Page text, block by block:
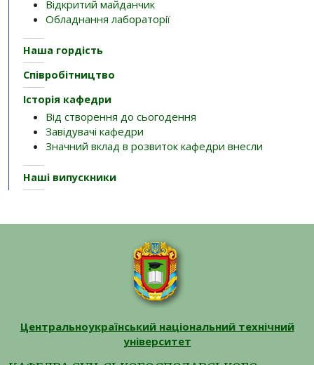
Відкритий майданчик
Обладнання лабораторії
Наша гордість
Співробітництво
Історія кафедри
Від створення до сьогодення
Завідувачі кафедри
Значний вклад в розвиток кафедри внесли
Наші випускники
Центральноукраїнський національний технічний
університет